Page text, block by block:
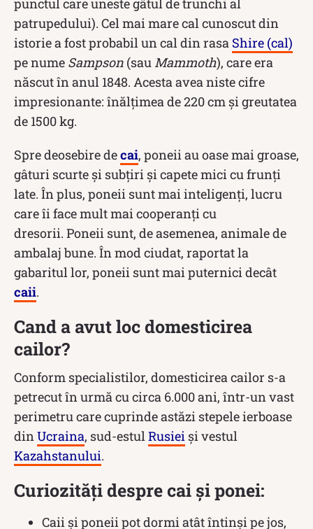
patrupedului). Cel mai mare cal cunoscut din
istorie a fost probabil un cal din rasa Shire (cal)
pe nume Sampson (sau Mammoth), care era
născut în anul 1848. Acesta avea niste cifre
impresionante: înălțimea de 220 cm și greutatea
de 1500 kg.
Spre deosebire decai, poneii au oase mai groase,
gâturi scurte și subțiri și capete mici cu frunți
late. În plus, poneii sunt mai inteligenți, lucru
care îi face mult mai cooperanți cu
dresorii. Poneii sunt, de asemenea, animale de
ambalaj bune. În mod ciudat, raportat la
gabaritul lor, poneii sunt mai puternici decât
caii.
Cand a avut loc domesticirea
cailor?
Conform specialistilor, domesticirea cailor s-a
petrecut în urmă cu circa 6.000 ani, într-un vast
perimetru care cuprinde astăzi stepele ierboase
din Ucraina, sud-estul Rusiei și vestul
Kazahstanului.
Curiozități despre cai și ponei:
Caii şi poneii pot dormi atât întinşi pe jos,